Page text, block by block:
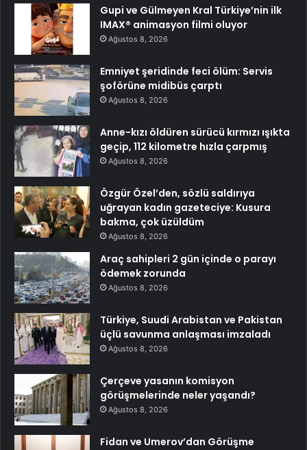
Gupi ve Gülmeyen Kral Türkiye’nin ilk
IMAX® animasyon filmi oluyor
Ağustos 8, 2026
Emniyet şeridinde feci ölüm: Servis
şoförüne midibüs çarptı
Ağustos 8, 2026
Anne-kızı öldüren sürücü kırmızı ışıkta
geçip, 112 kilometre hızla çarpmış
Ağustos 8, 2026
Özgür Özel’den, sözlü saldırıya
uğrayan kadın gazeteciye: Kusura
bakma, çok üzüldüm
Ağustos 8, 2026
Araç sahipleri 2 gün içinde o parayı
ödemek zorunda
Ağustos 8, 2026
Türkiye, Suudi Arabistan ve Pakistan
üçlü savunma anlaşması imzaladı
Ağustos 8, 2026
Çerçeve yasanın komisyon
görüşmelerinde neler yaşandı?
Ağustos 8, 2026
Fidan ve Umerov’dan Görüşme